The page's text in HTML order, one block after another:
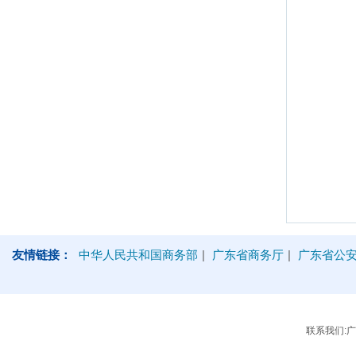
友情链接： 中华人民共和国商务部 | 广东省商务厅 | 广东省公
联系我们:广